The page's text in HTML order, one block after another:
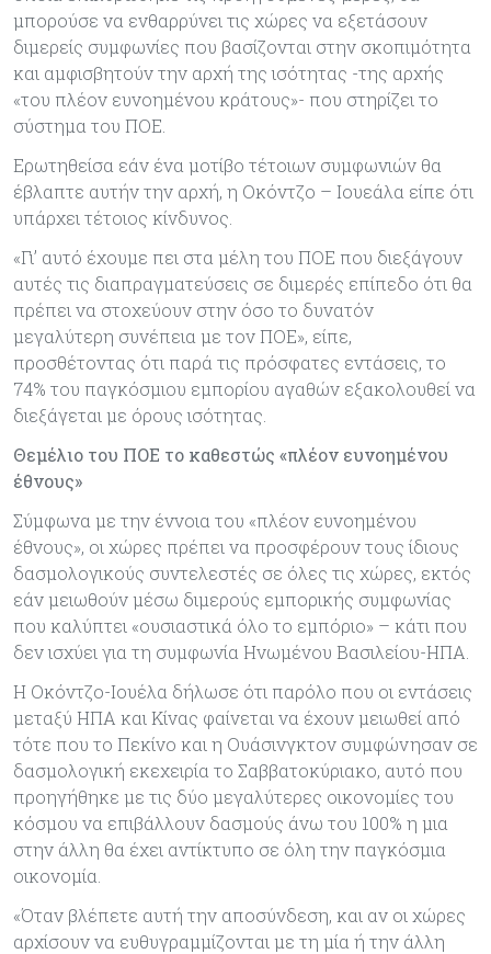
μπορούσε να ενθαρρύνει τις χώρες να εξετάσουν
διμερείς συμφωνίες που βασίζονται στην σκοπιμότητα
και αμφισβητούν την αρχή της ισότητας -της αρχής
«του πλέον ευνοημένου κράτους»- που στηρίζει το
σύστημα του ΠΟΕ.
Ερωτηθείσα εάν ένα μοτίβο τέτοιων συμφωνιών θα
έβλαπτε αυτήν την αρχή, η Οκόντζο – Ιουεάλα είπε ότι
υπάρχει τέτοιος κίνδυνος.
«Γι’ αυτό έχουμε πει στα μέλη του ΠΟΕ που διεξάγουν
αυτές τις διαπραγματεύσεις σε διμερές επίπεδο ότι θα
πρέπει να στοχεύουν στην όσο το δυνατόν
μεγαλύτερη συνέπεια με τον ΠΟΕ», είπε,
προσθέτοντας ότι παρά τις πρόσφατες εντάσεις, το
74% του παγκόσμιου εμπορίου αγαθών εξακολουθεί να
διεξάγεται με όρους ισότητας.
Θεμέλιο του ΠΟΕ το καθεστώς «πλέον ευνοημένου
έθνους»
Σύμφωνα με την έννοια του «πλέον ευνοημένου
έθνους», οι χώρες πρέπει να προσφέρουν τους ίδιους
δασμολογικούς συντελεστές σε όλες τις χώρες, εκτός
εάν μειωθούν μέσω διμερούς εμπορικής συμφωνίας
που καλύπτει «ουσιαστικά όλο το εμπόριο» – κάτι που
δεν ισχύει για τη συμφωνία Ηνωμένου Βασιλείου-ΗΠΑ.
Η Οκόντζο-Ιουέλα δήλωσε ότι παρόλο που οι εντάσεις
μεταξύ ΗΠΑ και Κίνας φαίνεται να έχουν μειωθεί από
τότε που το Πεκίνο και η Ουάσινγκτον συμφώνησαν σε
δασμολογική εκεχειρία το Σαββατοκύριακο, αυτό που
προηγήθηκε με τις δύο μεγαλύτερες οικονομίες του
κόσμου να επιβάλλουν δασμούς άνω του 100% η μια
στην άλλη θα έχει αντίκτυπο σε όλη την παγκόσμια
οικονομία.
«Όταν βλέπετε αυτή την αποσύνδεση, και αν οι χώρες
αρχίσουν να ευθυγραμμίζονται με τη μία ή την άλλη